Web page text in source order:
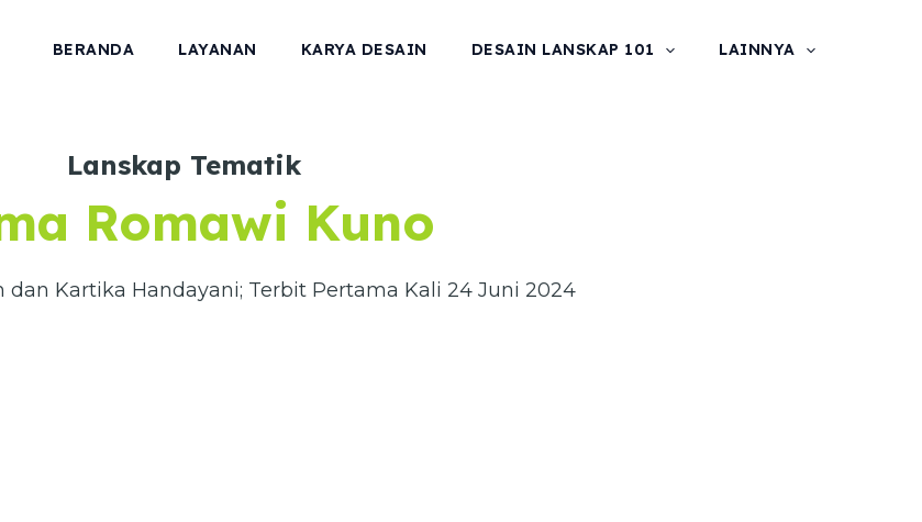
BERANDA LAYANAN KARYA DESAIN DESAIN LANSKAP 101 LAINNYA
Lanskap Tematik
Romawi Kuno
dan Kartika Handayani; Terbit Pertama Kali 24 Juni 2024